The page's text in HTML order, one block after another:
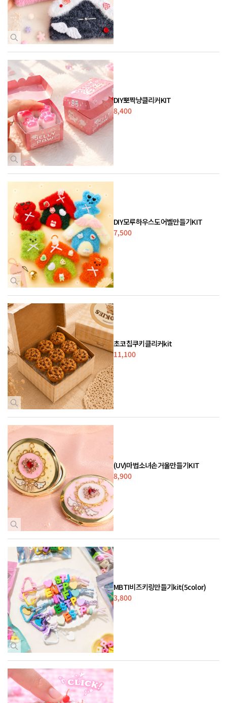
DIY뽀짝냥클리커KIT
8,400
DIY모루하우스도어벨만들기KIT
7,500
초코칩쿠키클리커kit
11,100
(UV)마법소녀손거울만들기KIT
8,900
MBTI비즈키링만들기kit(5color)
3,800